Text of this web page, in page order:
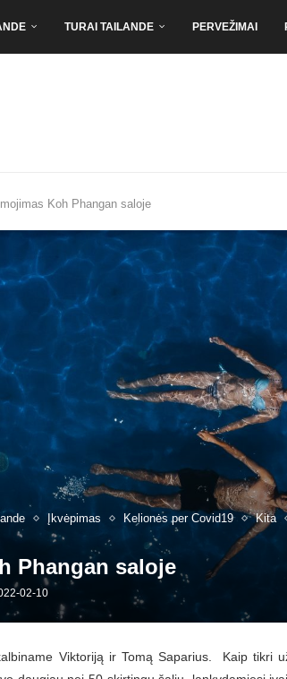
TURAI TAILANDE PERVEŽIMAI
Koh Phangan saloje
Įkvėpimas Kelionės per Covid19 Kita
Phangan saloje
02-10
Viktoriją ir Tomą Saparius. Kaip tikri